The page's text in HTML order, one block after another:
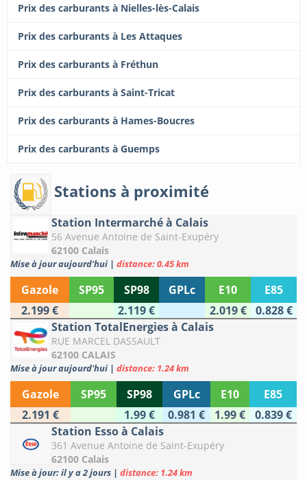
Prix des carburants à Nielles-lès-Calais
Prix des carburants à Les Attaques
Prix des carburants à Fréthun
Prix des carburants à Saint-Tricat
Prix des carburants à Hames-Boucres
Prix des carburants à Guemps
Stations à proximité
Station Intermarché à Calais
56 Avenue Antoine de Saint-Exupéry
62100 Calais
Mise à jour aujourd'hui | distance: 0.45 km
Gazole SP95 SP98 GPLc E10
E85
2.199 €
2.119 € 2.019 €
0.828 €
Station TotalEnergies à Calais
RUE MARCEL DASSAULT
62100 CALAIS
Mise à jour aujourd'hui | distance: 1.24 km
Gazole SP95 SP98 GPLc E10
E85
2.191 €
1.99 € 0.981 € 1.99 €
0.839 €
Station Esso à Calais
361 Avenue Antoine de Saint-Exupéry
62100 Calais
Mise à jour: il y a 2 jours | distance: 1.24 km